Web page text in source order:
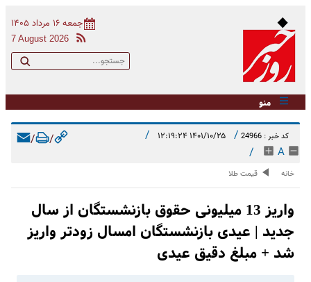
جمعه ۱۶ مرداد ۱۴۰۵
7 August 2026
منو
کد خبر : 24966 / ۱۴۰۱/۱۰/۲۵ ۱۲:۱۹:۲۴ /
A
/
/
/
خانه قیمت طلا
واریز 13 میلیونی حقوق بازنشستگان از سال
جدید | عیدی بازنشستگان امسال زودتر واریز
شد + مبلغ دقیق عیدی